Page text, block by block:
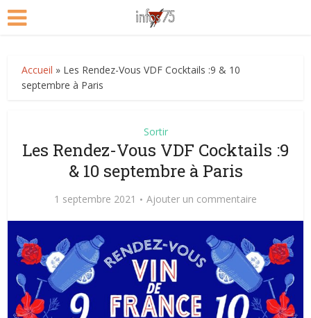
Accueil » Les Rendez-Vous VDF Cocktails :9 & 10
septembre à Paris
Sortir
Les Rendez-Vous VDF Cocktails :9
& 10 septembre à Paris
1 septembre 2021 Ajouter un commentaire